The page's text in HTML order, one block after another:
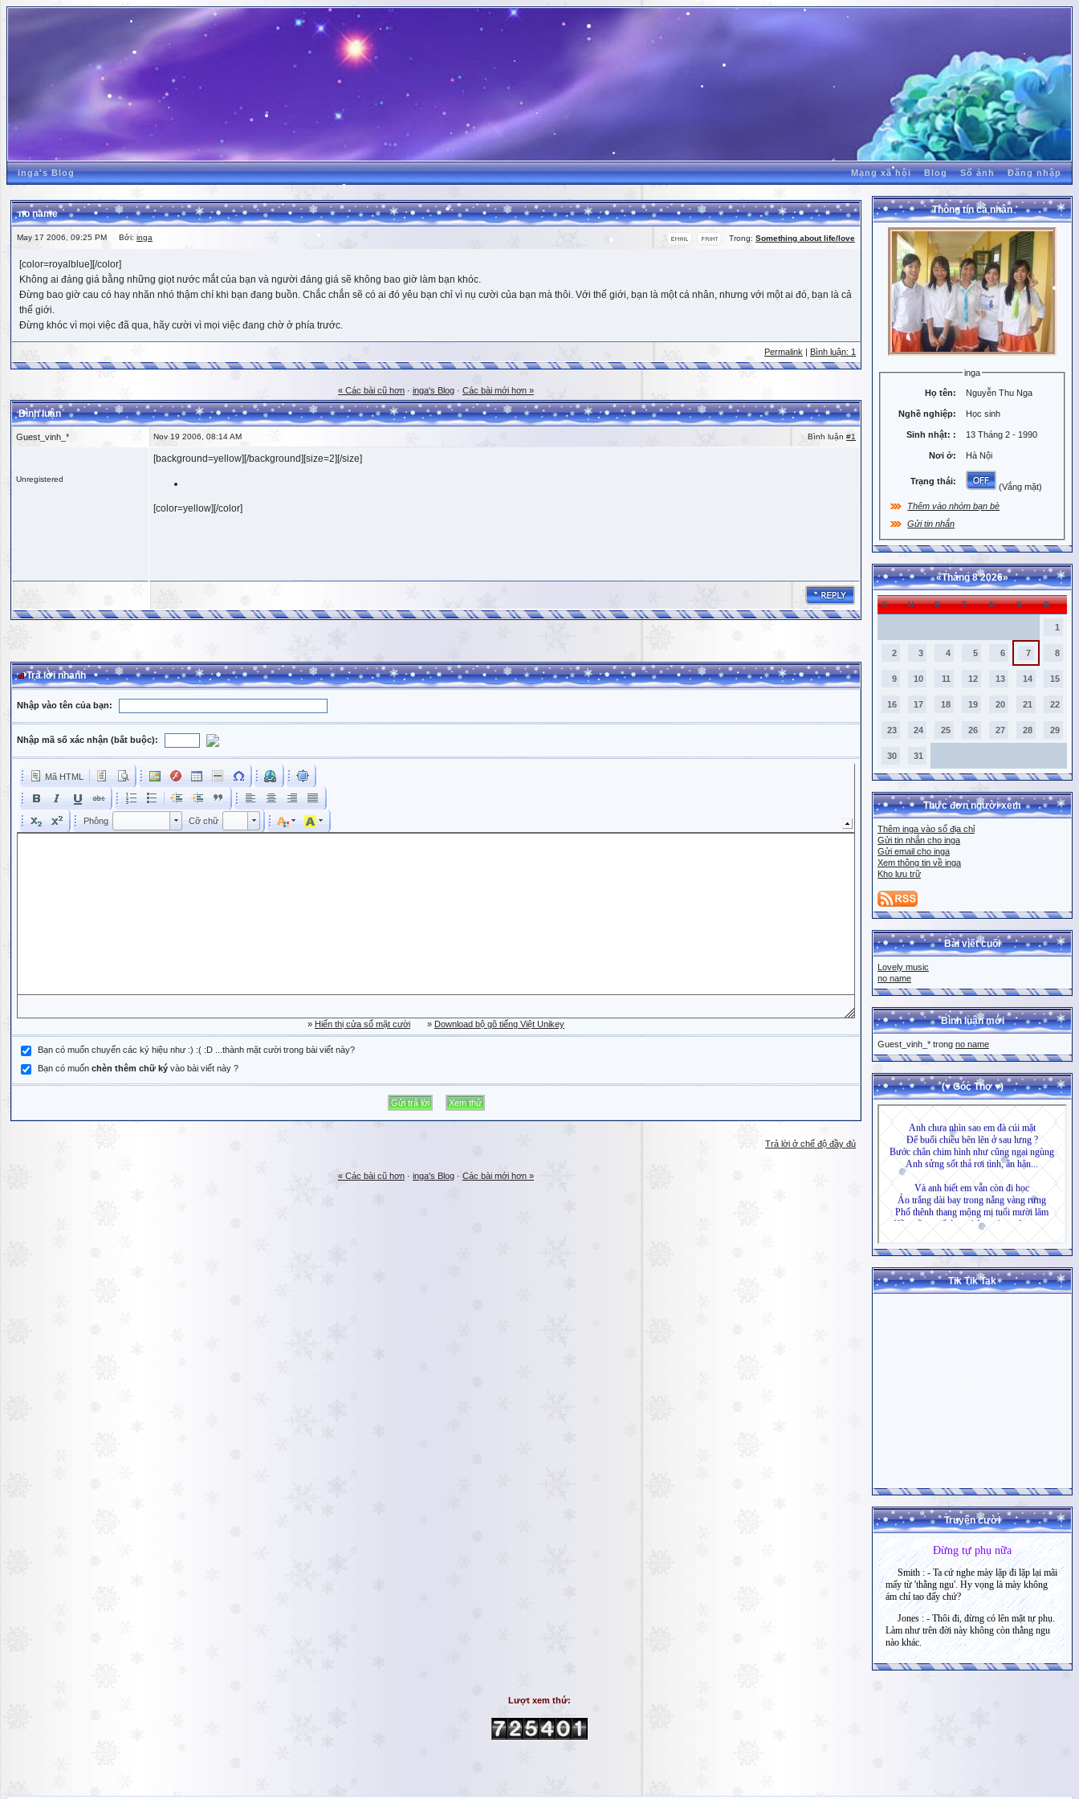
inga's Blog Mạng xã hội Blog Sổ ảnh Đăng nhập
no name
Trong: Something about life/love
May 17 2006, 09:25 PM Bởi: inga
[color=royalblue][/color]
Không ai đáng giá bằng những giọt nước mắt của bạn và người đáng giá sẽ không bao giờ làm bạn khóc.
Đừng bao giờ cau có hay nhăn nhó thậm chí khi bạn đang buồn. Chắc chắn sẽ có ai đó yêu bạn chỉ vì nụ cười của bạn mà thôi. Với thế giới, bạn là một cá nhân, nhưng với một ai đó, bạn là cả
thế giới.
Đừng khóc vì mọi việc đã qua, hãy cười vì mọi việc đang chờ ở phía trước.
Permalink Bình luận: 1
« Các bài cũ hơn · inga's Blog · Các bài mới hơn »
Bình luận
Guest_vinh_* Nov 19 2006, 08:14 AM Bình luận #1
Unregistered
[background=yellow][/background][size=2][/size]
[color=yellow][/color]
Trả lời nhanh
Nhập vào tên của bạn:
Nhập mã số xác nhận (bắt buộc):
Mã HTML
Phông Cỡ chữ Kích cỡ phông
» Hiển thị cửa sổ mặt cười » Download bộ gõ tiếng Việt Unikey
Bạn có muốn chuyển các ký hiệu như :) :( :D ...thành mặt cười trong bài viết này?
Bạn có muốn chèn thêm chữ ký vào bài viết này ?
Trả lời ở chế độ đầy đủ
« Các bài cũ hơn · inga's Blog · Các bài mới hơn »
Thông tin cá nhân
inga
Họ tên: Nguyễn Thu Nga
Nghề nghiệp: Học sinh
Sinh nhật: : 13 Tháng 2 - 1990
Nơi ở: Hà Nội
Trạng thái:
(Vắng mặt)
Thêm vào nhóm bạn bè
Gửi tin nhắn
«Tháng 8 2026»
C H B T N S B
1
2 3 4 5 6 7 8
9 10 11 12 13 14 15
16 17 18 19 20 21 22
23 24 25 26 27 28 29
30 31
Thực đơn người xem
Thêm inga vào sổ địa chỉ
Gửi tin nhắn cho inga
Gửi email cho inga
Xem thông tin về inga
Kho lưu trữ
Bài viết cuối
Lovely music
no name
Bình luận mới
Guest_vinh_* trong no name
(♥ Góc Thơ ♥)
Tik Tik Tak
Truyện cười
Lượt xem thứ: